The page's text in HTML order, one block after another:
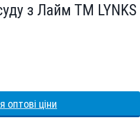
з Лайм ТМ LYNKS
оптові ціни